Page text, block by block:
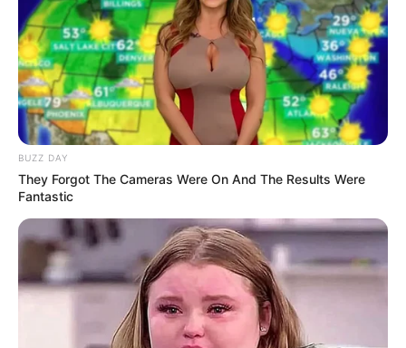
5. Cowok yang satu ini memang jagopublic speaking
(foto: instagram/ibnuwardani)
BUZZ DAY
They Forgot The Cameras Were On And The Results Were
Fantastic